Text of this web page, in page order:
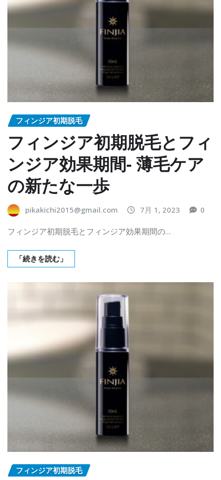
フィンジア初期脱毛
フィンジア初期脱毛とフィ
ンジア効果期間- 薄毛ケア
の新たな一歩
pikakichi2015@gmail.com 7月 1, 2023 0
フィンジア初期脱毛とフィンジア効果期間の…
「続きを読む」
フィンジア初期脱毛